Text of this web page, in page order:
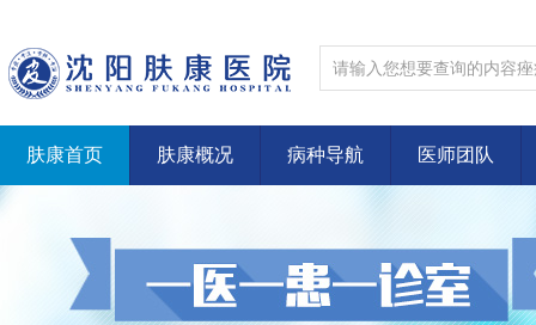
肤康首页 肤康概况 病种导航 医师团队